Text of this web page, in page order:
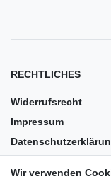
RECHTLICHES
Widerrufsrecht
Impressum
Wir verwenden